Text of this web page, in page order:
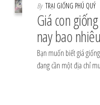
By TRẠI GIỐNG PHÚ QUÝ
Giá con
nay bao
Bạn muốn biết giá
đang cần một địa chỉ